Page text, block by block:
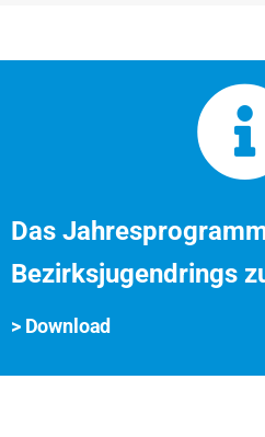
Das
Bezirksjugendrings
> Download